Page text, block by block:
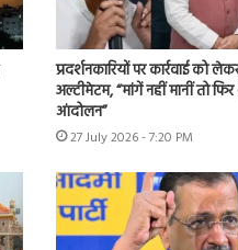
प्रदर्शनकारियों पर कार्रवाई को
अल्टीमेटम, “मांगें नहीं मानीं तो
आंदोलन”
27 July 2026 - 7:20 PM